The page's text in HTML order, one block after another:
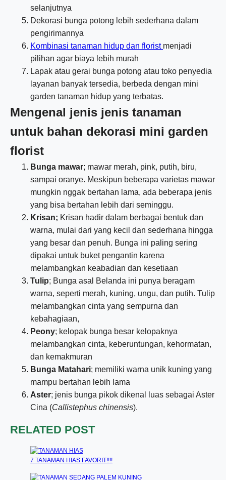
selanjutnya
Dekorasi bunga potong lebih sederhana dalam
pengirimannya
Kombinasi tanaman hidup dan florist menjadi
pilihan agar biaya lebih murah
Lapak atau gerai bunga potong atau toko penyedia
layanan banyak tersedia, berbeda dengan mini
garden tanaman hidup yang terbatas.
Mengenal jenis jenis tanaman
untuk bahan dekorasi mini garden
florist
Bunga mawar; mawar merah, pink, putih, biru,
sampai oranye. Meskipun beberapa varietas mawar
mungkin nggak bertahan lama, ada beberapa jenis
yang bisa bertahan lebih dari seminggu.
Krisan; Krisan hadir dalam berbagai bentuk dan
warna, mulai dari yang kecil dan sederhana hingga
yang besar dan penuh. Bunga ini paling sering
dipakai untuk buket pengantin karena
melambangkan keabadian dan kesetiaan
Tulip; Bunga asal Belanda ini punya beragam
warna, seperti merah, kuning, ungu, dan putih. Tulip
melambangkan cinta yang sempurna dan
kebahagiaan,
Peony; kelopak bunga besar kelopaknya
melambangkan cinta, keberuntungan, kehormatan,
dan kemakmuran
Bunga Matahari; memiliki warna unik kuning yang
mampu bertahan lebih lama
Aster; jenis bunga pikok dikenal luas sebagai Aster
Cina (Callistephus chinensis).
RELATED POST
7 TANAMAN HIAS FAVORIT!!!!